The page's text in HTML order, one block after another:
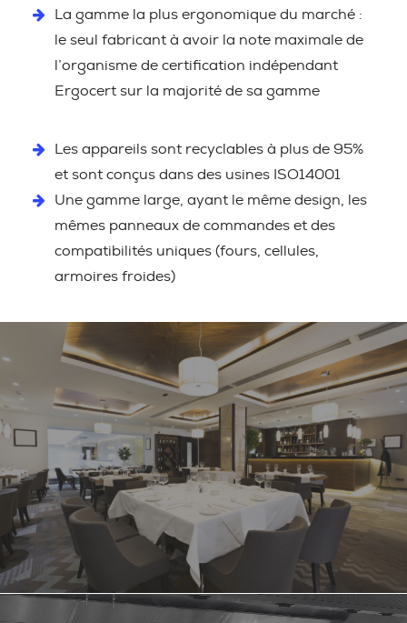
La gamme la plus ergonomique du marché :
le seul fabricant à avoir la note maximale de
l’organisme de certification indépendant
Ergocert sur la majorité de sa gamme
Les appareils sont recyclables à plus de 95%
et sont conçus dans des usines ISO14001
Une gamme large, ayant le même design, les
mêmes panneaux de commandes et des
compatibilités uniques (fours, cellules,
armoires froides)